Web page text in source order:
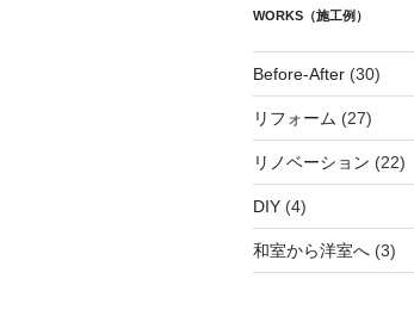
WORKS（施工例）
Before-After(30)
リフォーム (27)
リノベーション (22)
DIY(4)
和室から洋室へ(3)